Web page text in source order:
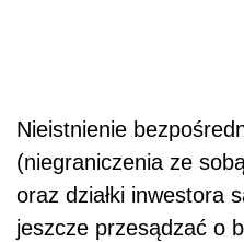
Nieistnienie
(niegraniczenia ze
oraz działki inwestora
jeszcze przesądzać o